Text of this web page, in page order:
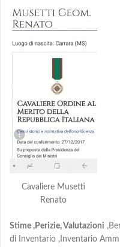
Cavaliere Musetti
Renato
Stime ,Perizie, Valutazioni
di Inventario ,Inventario